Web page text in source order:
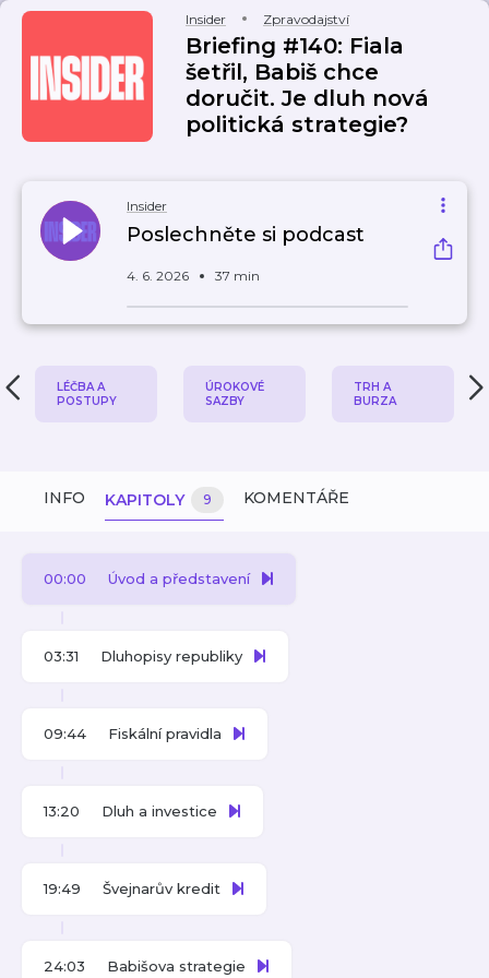
Insider Zpravodajství
Briefing #140: Fiala
šetřil, Babiš chce
doručit. Je dluh nová
politická strategie?
Insider
Poslechněte si podcast
4. 6. 2026 37 min
LÉČBA A
POSTUPY
ÚROKOVÉ
SAZBY
TRH A
BURZA
INFO KAPITOLY 9 KOMENTÁŘE
00:00 Úvod a představení
03:31 Dluhopisy republiky
09:44 Fiskální pravidla
13:20 Dluh a investice
19:49 Švejnarův kredit
24:03 Babišova strategie